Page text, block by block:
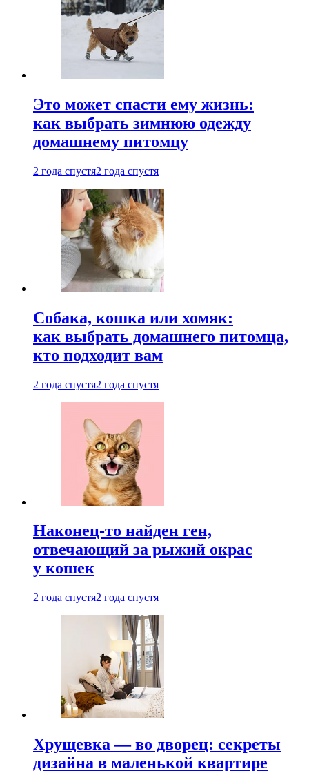
Это может спасти ему жизнь:
как выбрать зимнюю одежду
домашнему питомцу
2 года спустя2 года спустя
Собака, кошка или хомяк:
как выбрать домашнего питомца,
кто подходит вам
2 года спустя2 года спустя
Наконец-то найден ген,
отвечающий за рыжий окрас
у кошек
2 года спустя2 года спустя
Хрущевка — во дворец: секреты
дизайна в маленькой квартире